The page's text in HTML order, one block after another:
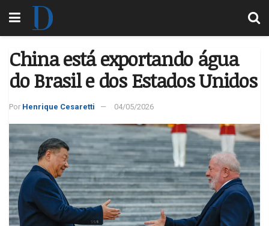
China está exportando água
do Brasil e dos Estados Unidos
Por Henrique Cesaretti 04/05/2026